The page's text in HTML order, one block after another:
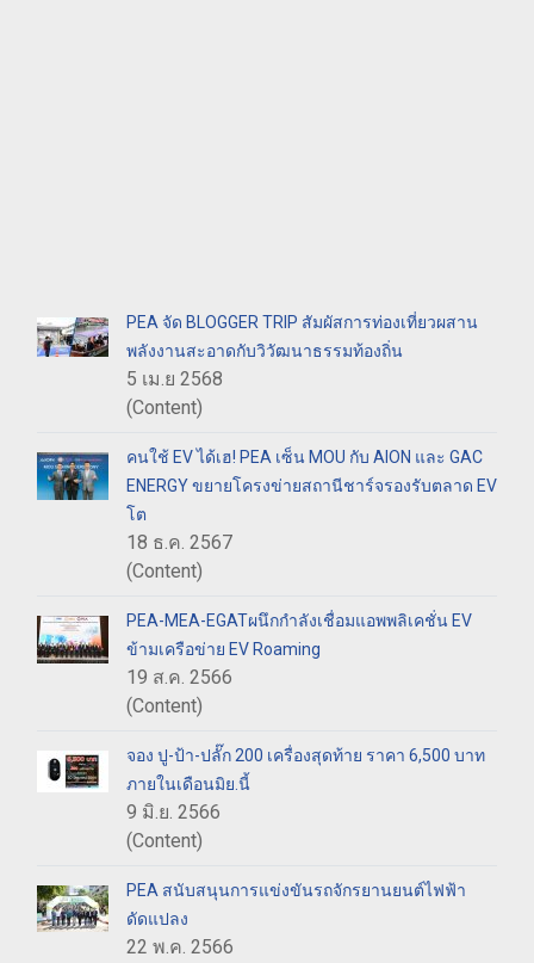
PEA จัด BLOGGER TRIP สัมผัสการท่องเที่ยวผสาน
พลังงานสะอาดกับวิวัฒนาธรรมท้องถิ่น
5 เม.ย 2568
(Content)
คนใช้ EV ได้เฮ! PEA เซ็น MOU กับ AION และ GAC
ENERGY ขยายโครงข่ายสถานีชาร์จรองรับตลาด EV
โต
18 ธ.ค. 2567
(Content)
PEA-MEA-EGATผนึกกำลังเชื่อมแอพพลิเคชั่น EV
ข้ามเครือข่าย EV Roaming
19 ส.ค. 2566
(Content)
จอง ปู-ป้า-ปลั๊ก 200 เครื่องสุดท้าย ราคา 6,500 บาท
ภายในเดือนมิย.นี้
9 มิ.ย. 2566
(Content)
PEA สนับสนุนการแข่งขันรถจักรยานยนต์ไฟฟ้า
ดัดแปลง
22 พ.ค. 2566